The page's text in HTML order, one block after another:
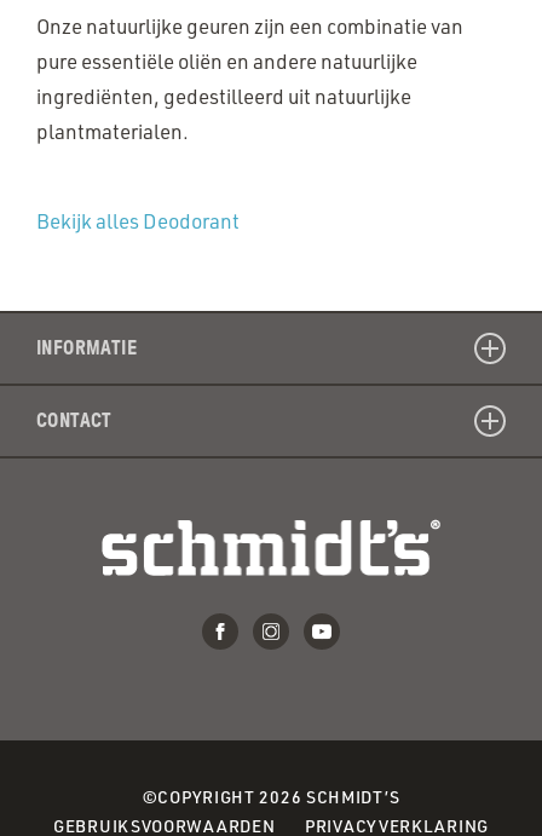
Onze natuurlijke geuren zijn een combinatie van
pure essentiële oliën en andere natuurlijke
ingrediënten, gedestilleerd uit natuurlijke
plantmaterialen.
Bekijk alles Deodorant
INFORMATIE
CONTACT
©COPYRIGHT 2026 SCHMIDT’S
GEBRUIKSVOORWAARDEN (OPENS
PRIVACYVERKLARING